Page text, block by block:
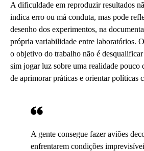
A dificuldade em reproduzir resultados
indica erro ou má conduta, mas pode
desenho dos experimentos, na
própria variabilidade entre laboratórios.
o objetivo do trabalho não é desqualificar
sim jogar luz sobre uma realidade
de aprimorar práticas e orientar políticas
A gente consegue fazer aviões
enfrentarem condições